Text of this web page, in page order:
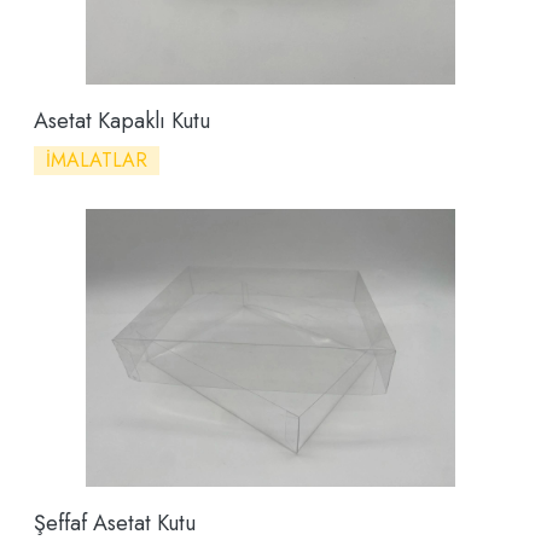
Asetat Kapaklı Kutu
İMALATLAR
Şeffaf Asetat Kutu